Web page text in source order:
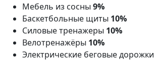
Мебель из сосны 9%
Баскетбольные щиты 10%
Силовые тренажеры 10%
Велотренажёры 10%
Электрические беговые дорожки